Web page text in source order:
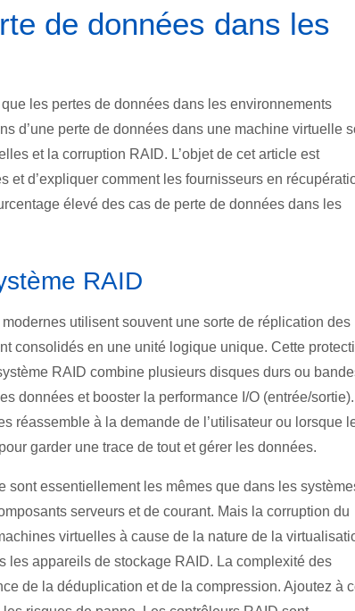
de données dans les
les pertes de données dans les environnements
d’une perte de données dans une machine virtuelle
et la corruption RAID. L’objet de cet article est
et d’expliquer comment les fournisseurs en
élevé des cas de perte de données dans les
RAID
utilisent souvent une sorte de réplication des
consolidés en une unité logique unique. Cette
RAID combine plusieurs disques durs ou
données et booster la performance I/O (entrée/
réassemble à la demande de l’utilisateur ou lorsque
garder une trace de tout et gérer les données.
sont essentiellement les mêmes que dans les
serveurs et de courant. Mais la corruption du
virtuelles à cause de la nature de la
les appareils de stockage RAID. La complexité des
de la déduplication et de la compression. Ajoutez à